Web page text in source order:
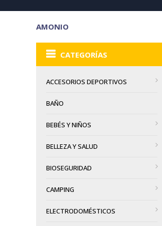
AMONIO
CATEGORÍAS
ACCESORIOS DEPORTIVOS
BAÑO
BEBÉS Y NIÑOS
BELLEZA Y SALUD
BIOSEGURIDAD
CAMPING
ELECTRODOMÉSTICOS